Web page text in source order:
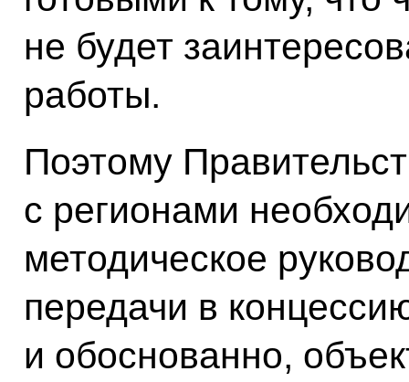
не будет
работы.
Поэтому
с регионами
методическое
передачи в
и обоснованно,